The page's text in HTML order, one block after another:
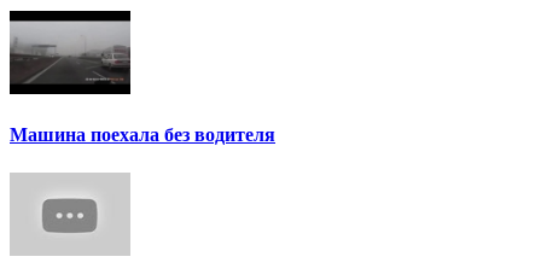
Машина поехала без водителя